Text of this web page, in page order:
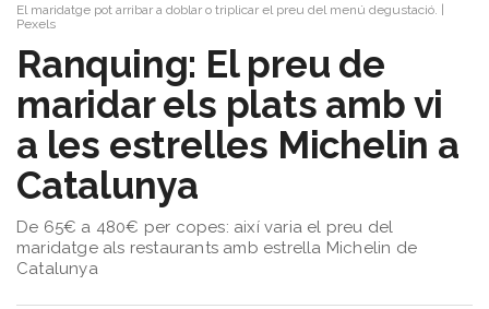
El maridatge pot arribar a doblar o triplicar el preu del menú degustació. |
Pexels
Ranquing: El preu de
maridar els plats amb vi
a les estrelles Michelin a
Catalunya
De 65€ a 480€ per copes: així varia el preu del
maridatge als restaurants amb estrella Michelin de
Catalunya